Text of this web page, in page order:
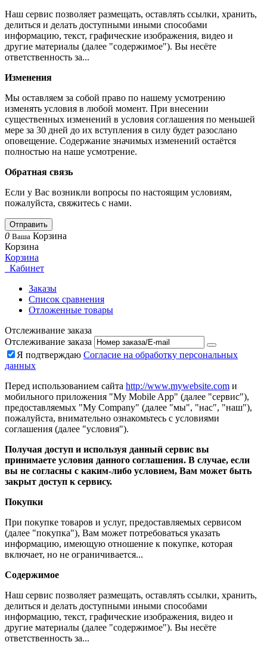
Наш сервис позволяет размещать, оставлять ссылки, хранить,
делиться и делать доступными иными способами
информацию, текст, графические изображения, видео и
другие материалы (далее "содержимое"). Вы несёте
ответственность за...
Изменения
Мы оставляем за собой право по нашему усмотрению
изменять условия в любой момент. При внесении
существенных изменений в условия соглашения по меньшей
мере за 30 дней до их вступления в силу будет разослано
оповещение. Содержание значимых изменений остаётся
полностью на наше усмотрение.
Обратная связь
Если у Вас возникли вопросы по настоящим условиям,
пожалуйста, свяжитесь с нами.
Отправить
0 Ваша Корзина
Корзина
Корзина
Кабинет
Заказы
Список сравнения
Отложенные товары
Отслеживание заказа
Отслеживание заказа
Я подтверждаю Согласие на обработку персональных
данных
Перед использованием сайта http://www.mywebsite.com и
мобильного приложения "My Mobile App" (далее "сервис"),
предоставляемых "My Company" (далее "мы", "нас", "наш"),
пожалуйста, внимательно ознакомьтесь с условиями
соглашения (далее "условия").
Получая доступ и используя данный сервис вы
принимаете условия данного соглашения. В случае, если
вы не согласны с каким-либо условием, Вам может быть
закрыт доступ к сервису.
Покупки
При покупке товаров и услуг, предоставляемых сервисом
(далее "покупка"), Вам может потребоваться указать
информацию, имеющую отношение к покупке, которая
включает, но не ограничивается...
Содержимое
Наш сервис позволяет размещать, оставлять ссылки, хранить,
делиться и делать доступными иными способами
информацию, текст, графические изображения, видео и
другие материалы (далее "содержимое"). Вы несёте
ответственность за...